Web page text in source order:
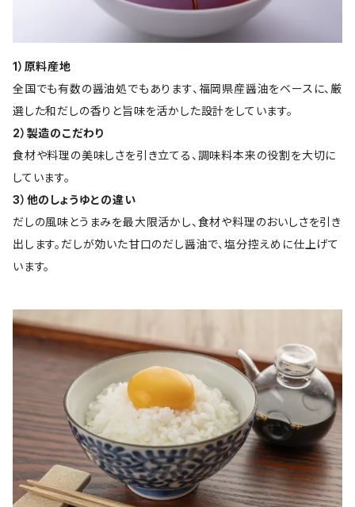
1）原料産地
全国でも有数の醤油処でもあります、福岡県産醤油をベースに、厳
選した和だしの香りと旨味を活かした設計をしています。
2）製造のこだわり
食材や料理の美味しさを引き立てる、調味料本来の役割を大切に
しています。
3）他のしょうゆとの違い
だしの風味とうまみを最大限活かし、食材や料理のおいしさを引き
出します。だしが効いた甘口のだし醤油で、塩分控えめに仕上げて
います。